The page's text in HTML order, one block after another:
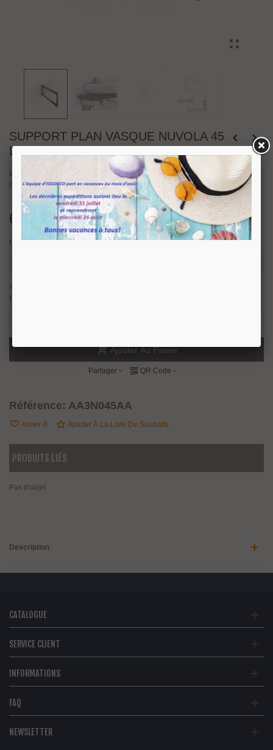
SUPPORT PLAN VASQUE NUVOLA 45
DESIGN BOLIS ITALIA
Le support pour plan vasque avec porte serviette de la série Nuvola 45
design Bolis Italia est disponible en finition : Argent mat et Blanc.
61,10 € TTC
Couleur
article en stock, nous prévoyons une expédition sous 24/48
heures.
Ajouter Au Panier
Partager QR Code
Référence: AA3N045AA
Aimer 0 Ajouter À La Liste De Souhaits
PRODUITS LIÉS
Pas d'objet
Description
CATALOGUE
SERVICE CLIENT
INFORMATIONS
FAQ
NEWSLETTER